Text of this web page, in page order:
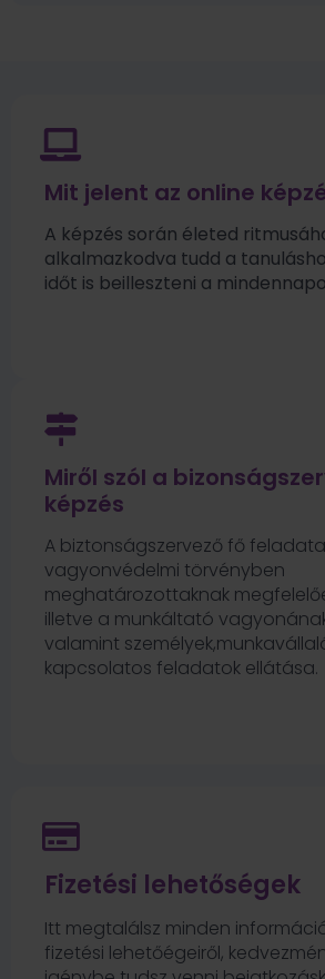
Mit jelent az online
A képzés során életed
alkalmazkodva tudd a
időt is beilleszteni a
Miről szól a
képzés
A biztonságszervező fő
vagyonvédelmi törvényben
meghatározottaknak
illetve a munkáltató
valamint
kapcsolatos feladatok ellátása.
Fizetési lehetőségek
Itt megtalálsz minden
fizetési lehetőégeiről,